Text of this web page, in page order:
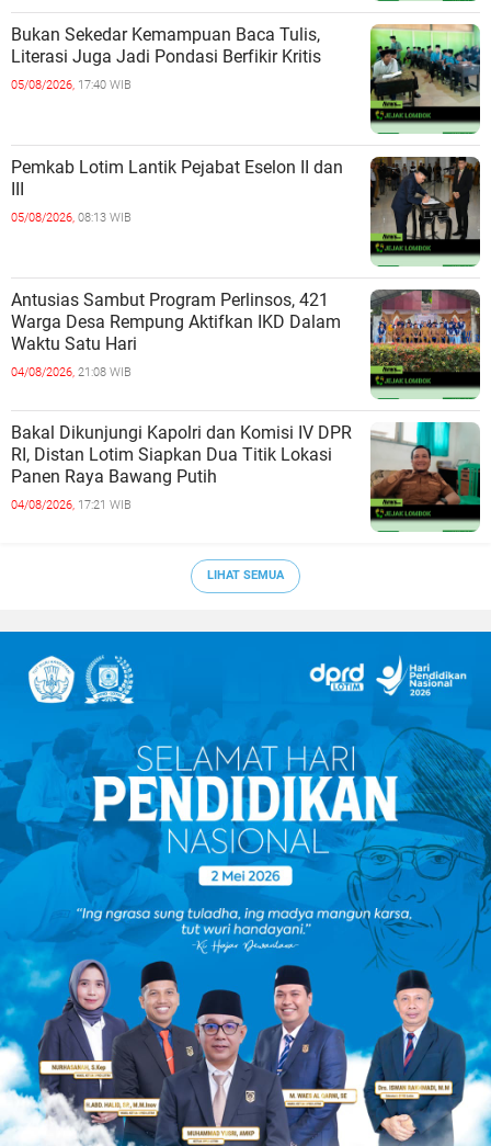
Bukan Sekedar Kemampuan Baca Tulis,
Literasi Juga Jadi Pondasi Berfikir Kritis
05/08/2026, 17:40 WIB
Pemkab Lotim Lantik Pejabat Eselon II dan
III
05/08/2026, 08:13 WIB
Antusias Sambut Program Perlinsos, 421
Warga Desa Rempung Aktifkan IKD Dalam
Waktu Satu Hari
04/08/2026, 21:08 WIB
Bakal Dikunjungi Kapolri dan Komisi IV DPR
RI, Distan Lotim Siapkan Dua Titik Lokasi
Panen Raya Bawang Putih
04/08/2026, 17:21 WIB
LIHAT SEMUA